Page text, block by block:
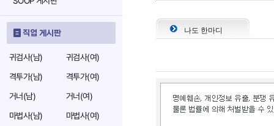
직업 게시판
귀검사(남)
귀검사(여)
격투가(남)
격투가(여)
거너(남)
거너(여)
마법사(남)
마법사(여)
나도 한마디